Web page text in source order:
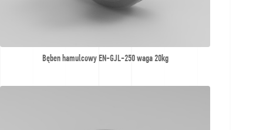
Angebotsanfragen
Bęben hamulcowy EN-GJL-250 waga 20kg